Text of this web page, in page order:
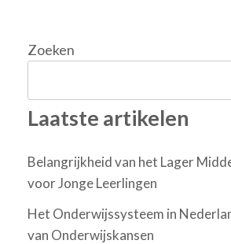
Zoeken
Laatste artikelen
Belangrijkheid van het Lager
voor Jonge Leerlingen
Het Onderwijssysteem in
van Onderwijskansen